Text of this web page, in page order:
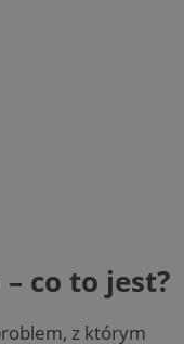
co to jest?
z którym